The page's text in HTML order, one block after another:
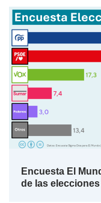
Encuesta El
de las